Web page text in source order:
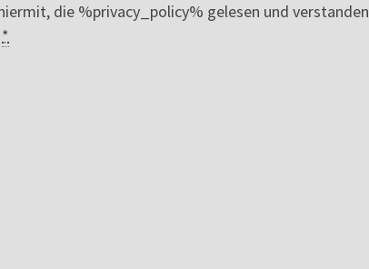
die %privacy_policy% gelesen und verstanden
*